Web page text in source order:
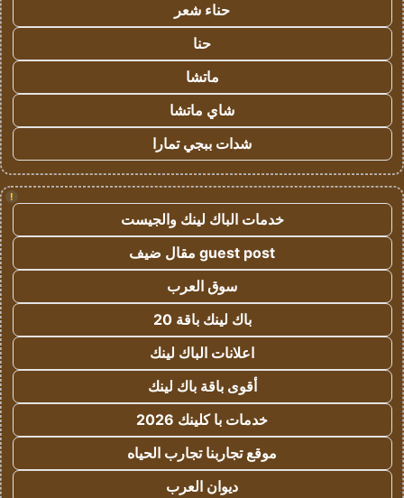
حناء شعر
حنا
ماتشا
شاي ماتشا
شدات ببجي تمارا
!
خدمات الباك لينك والجيست
guest post مقال ضيف
سوق العرب
باك لينك باقة 20
اعلانات الباك لينك
أقوى باقة باك لينك
خدمات با كلينك 2026
موقع تجاربنا تجارب الحياه
ديوان العرب